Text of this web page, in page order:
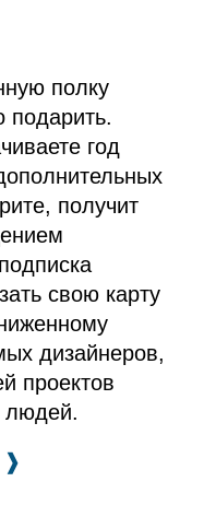
полку
подарить.
год
получит
свою карту
дизайнеров,
проектов
людей.
❱